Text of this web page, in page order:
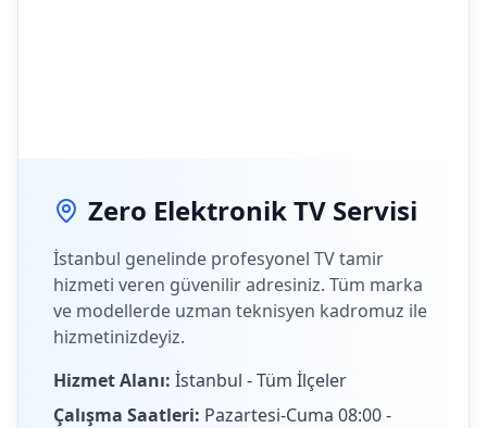
Zero Elektronik TV Servisi
İstanbul genelinde profesyonel TV tamir
hizmeti veren güvenilir adresiniz. Tüm marka
ve modellerde uzman teknisyen kadromuz ile
hizmetinizdeyiz.
Hizmet Alanı: İstanbul - Tüm İlçeler
Çalışma Saatleri: Pazartesi-Cuma 08:00 -